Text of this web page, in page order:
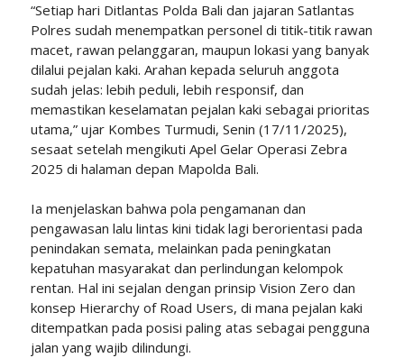
“Setiap hari Ditlantas Polda Bali dan jajaran Satlantas
Polres sudah menempatkan personel di titik-titik rawan
macet, rawan pelanggaran, maupun lokasi yang banyak
dilalui pejalan kaki. Arahan kepada seluruh anggota
sudah jelas: lebih peduli, lebih responsif, dan
memastikan keselamatan pejalan kaki sebagai prioritas
utama,” ujar Kombes Turmudi, Senin (17/11/2025),
sesaat setelah mengikuti Apel Gelar Operasi Zebra
2025 di halaman depan Mapolda Bali.
Ia menjelaskan bahwa pola pengamanan dan
pengawasan lalu lintas kini tidak lagi berorientasi pada
penindakan semata, melainkan pada peningkatan
kepatuhan masyarakat dan perlindungan kelompok
rentan. Hal ini sejalan dengan prinsip Vision Zero dan
konsep Hierarchy of Road Users, di mana pejalan kaki
ditempatkan pada posisi paling atas sebagai pengguna
jalan yang wajib dilindungi.